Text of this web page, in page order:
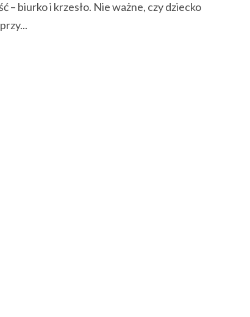
– biurko i krzesło. Nie ważne, czy dziecko